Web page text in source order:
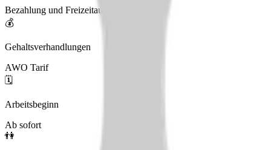
Bezahlung und Freizeitausgleich
💰
Gehaltsverhandlungen
AWO Tarif
🗓️
Arbeitsbeginn
Ab sofort
👫